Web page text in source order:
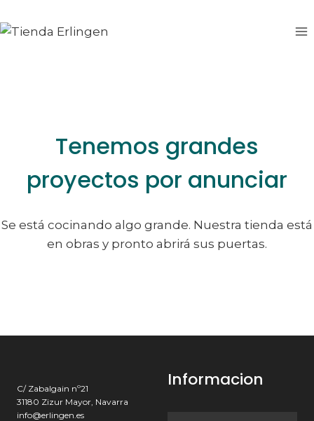
al
al
Tenemos grandes
proyectos por anunciar
Se está cocinando algo grande. Nuestra tienda está
en obras y pronto abrirá sus puertas.
C/ Zabalgain nº21
31180 Zizur Mayor, Navarra
info@erlingen.es
Informacion